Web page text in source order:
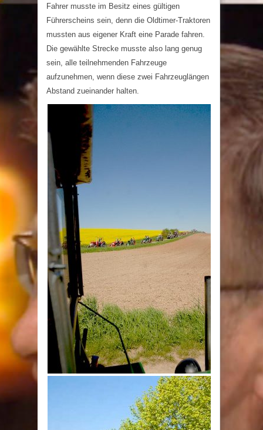
Fahrer musste im Besitz eines gültigen
Führerscheins sein, denn die Oldtimer-Traktoren
mussten aus eigener Kraft eine Parade fahren.
Die gewählte Strecke musste also lang genug
sein, alle teilnehmenden Fahrzeuge
aufzunehmen, wenn diese zwei Fahrzeuglängen
Abstand zueinander halten.